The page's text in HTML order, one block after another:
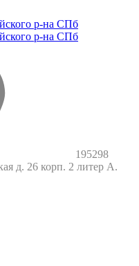
195298
д. 26 корп. 2 литер А.